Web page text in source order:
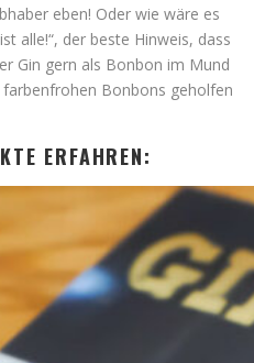
eben! Oder wie wäre es
alle!“, der beste Hinweis, dass
Gin gern als Bonbon im Mund
Bonbons geholfen
ERFAHREN: